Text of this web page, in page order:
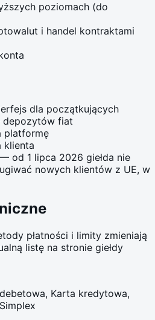
poziomach (do
i handel kontraktami
dla początkujących
depozytów fiat
platformę
klienta
od 1 lipca 2026 giełda nie
nowych klientów z UE, w
płatności i limity zmieniają
listę na stronie giełdy
Karta kredytowa,